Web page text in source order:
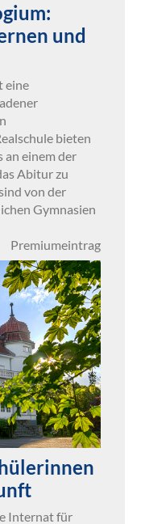
und
eine
bieten
an einem der
Abitur zu
von der
Gymnasien
Premiumeintrag
Internat für